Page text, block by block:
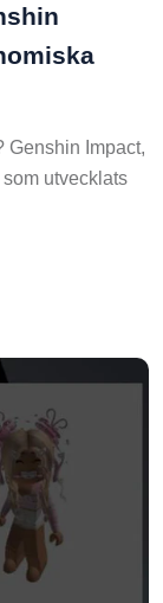
Genshin Impact,
utvecklats